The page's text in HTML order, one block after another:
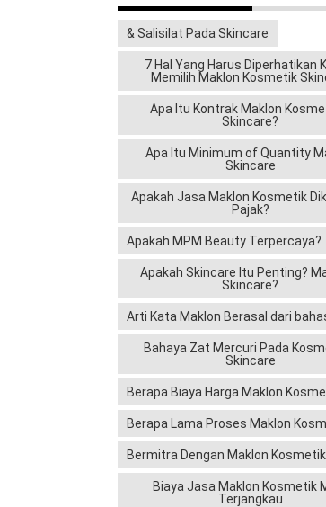
& Salisilat Pada Skincare
7 Hal Yang Harus Diperhatikan
Memilih Maklon Kosmetik
Apa Itu Kontrak Maklon
Skincare?
Apa Itu Minimum of Quantity
Skincare
Apakah Jasa Maklon Kosmetik
Pajak?
Apakah MPM Beauty Terpercaya?
Apakah Skincare Itu Penting?
Skincare?
Arti Kata Maklon Berasal dari
Bahaya Zat Mercuri Pada
Skincare
Berapa Biaya Harga Maklon
Berapa Lama Proses Maklon
Bermitra Dengan Maklon Kosmetik
Biaya Jasa Maklon Kosmetik
Terjangkau